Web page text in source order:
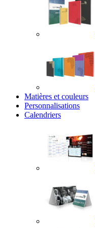
Matières et couleurs
Personnalisations
Calendriers